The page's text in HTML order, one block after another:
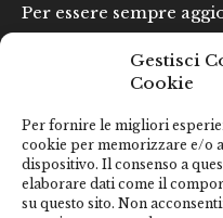
Gestisci
Cookie
Per fornire le migliori
cookie per memorizzare e/o
dispositivo. Il consenso a
elaborare dati come il
su questo sito. Non
Per essere sempre
Email*